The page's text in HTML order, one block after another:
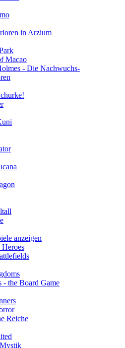
in Arzium
Macao
- Die Nachwuchs-
anzeigen
- the Board Game
Reiche